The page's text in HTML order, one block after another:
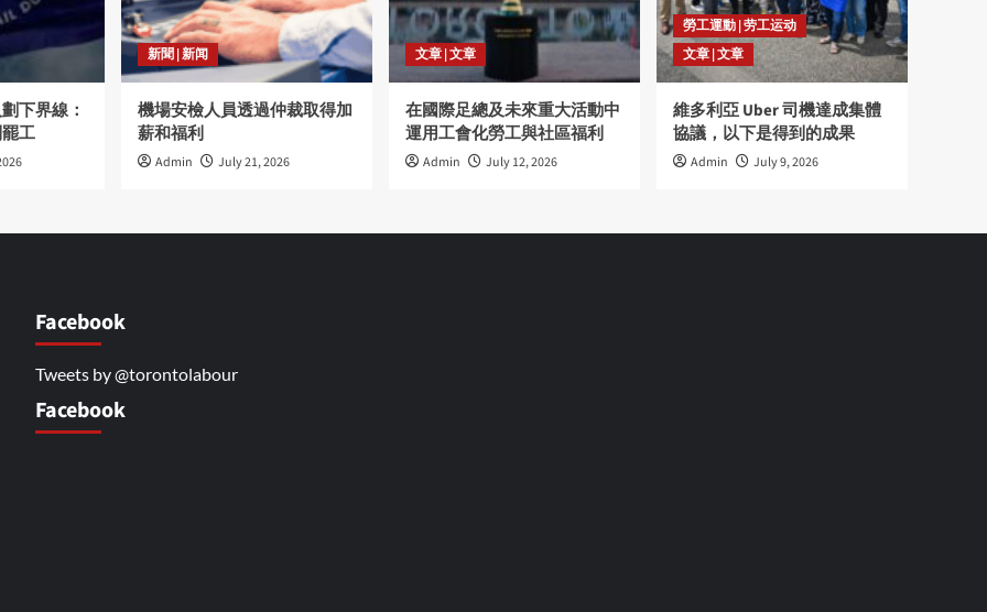
下界線：
工
新聞 | 新闻
機場安檢人員透過仲裁取得加
薪和福利
Admin July 21, 2026
文章 | 文章
在國際足總及未來重大活動中
運用工會化勞工與社區福利
Admin July 12, 2026
勞工運動 | 劳工运动
文章 | 文章
維多利亞 Uber 司機達成集體
協議，以下是得到的成果
Admin July 9, 2026
Facebook
Tweets by @torontolabour
Facebook